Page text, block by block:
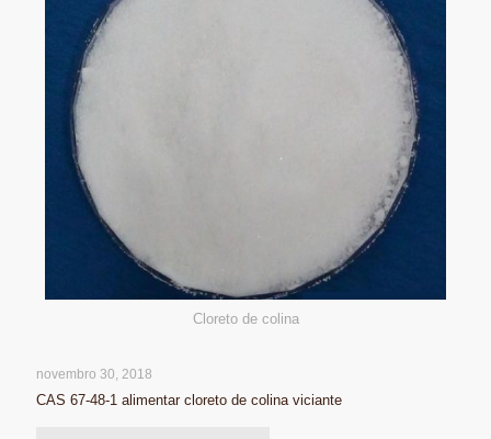
Cloreto de colina
novembro 30, 2018
CAS 67-48-1 alimentar cloreto de colina viciante